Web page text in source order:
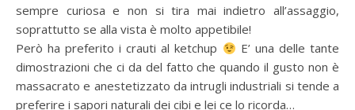
sempre curiosa e non si tira mai indietro all’assaggio,
soprattutto se alla vista è molto appetibile!
Però ha preferito i crauti al ketchup
E’ una delle tante
dimostrazioni che ci da del fatto che quando il gusto non è
massacrato e anestetizzato da intrugli industriali si tende a
preferire i sapori naturali dei cibi e lei ce lo ricorda…